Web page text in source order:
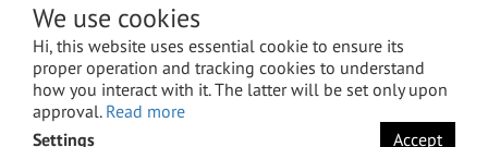
We use cookies
Hi, this website uses essential cookie to ensure its
proper operation and tracking cookies to understand
how you interact with it. The latter will be set only upon
approval. Read more
Settings
Accept